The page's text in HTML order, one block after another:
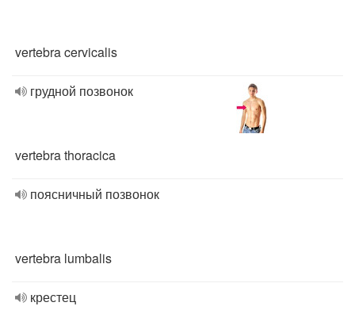
vertebra cervicalis
грудной позвонок
vertebra thoracica
поясничный позвонок
vertebra lumbalis
крестец